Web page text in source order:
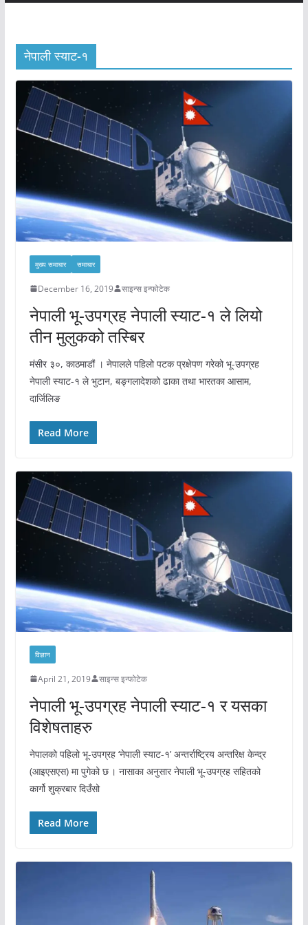
नेपाली स्याट-१
मुख्य समाचार समाचार
December 16, 2019 साइन्स इन्फोटेक
नेपाली भू-उपग्रह नेपाली स्याट-१ ले लियो
तीन मुलुकको तस्बिर
मंसीर ३०, काठमाडौं । नेपालले पहिलो पटक प्रक्षेपण गरेको भू-उपग्रह
नेपाली स्याट-१ ले भुटान, बङ्गलादेशको ढाका तथा भारतका आसाम,
दार्जिलिङ
Read More
विज्ञान
April 21, 2019 साइन्स इन्फोटेक
नेपाली भू-उपग्रह नेपाली स्याट-१ र यसका
विशेषताहरु
नेपालको पहिलो भू-उपग्रह ‘नेपाली स्याट-१’ अन्तर्राष्ट्रिय अन्तरिक्ष केन्द्र
(आइएसएस) मा पुगेको छ । नासाका अनुसार नेपाली भू-उपग्रह सहितको
कार्गो शुक्रबार दिउँसो
Read More